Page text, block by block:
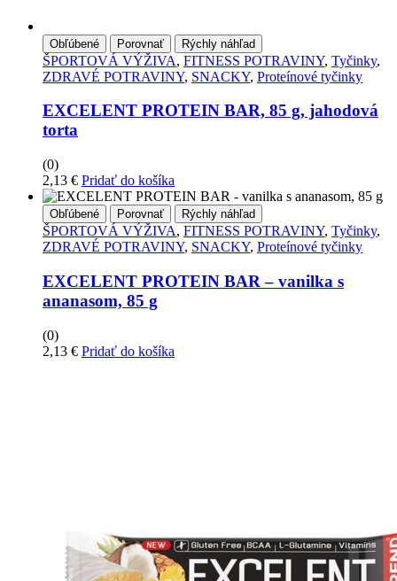
Obľúbené Porovnať Rýchly náhľad
ŠPORTOVÁ VÝŽIVA, FITNESS POTRAVINY, Tyčinky,
ZDRAVÉ POTRAVINY, SNACKY, Proteínové tyčinky
EXCELENT PROTEIN BAR, 85 g, jahodová
torta
(0)
2,13 € Pridať do košíka
Obľúbené Porovnať Rýchly náhľad
ŠPORTOVÁ VÝŽIVA, FITNESS POTRAVINY, Tyčinky,
ZDRAVÉ POTRAVINY, SNACKY, Proteínové tyčinky
EXCELENT PROTEIN BAR – vanilka s
ananasom, 85 g
(0)
2,13 € Pridať do košíka